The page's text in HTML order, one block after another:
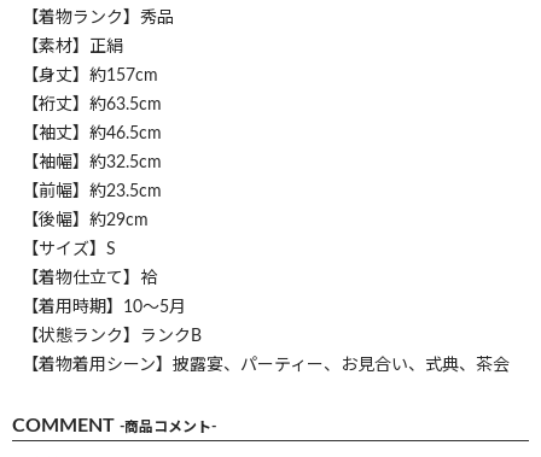
【着物ランク】秀品
【素材】正絹
【身丈】約157cm
【裄丈】約63.5cm
【袖丈】約46.5cm
【袖幅】約32.5cm
【前幅】約23.5cm
【後幅】約29cm
【サイズ】S
【着物仕立て】袷
【着用時期】10～5月
【状態ランク】ランクB
【着物着用シーン】披露宴、パーティー、お見合い、式典、茶会
COMMENT -商品コメント-